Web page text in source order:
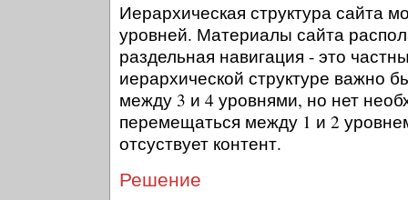
Иерархическая структура сайта
уровней. Материалы сайта
раздельная навигация - это
иерархической структуре важно
между 3 и 4 уровнями, но нет
перемещаться между 1 и 2
отсуствует контент.
Решение